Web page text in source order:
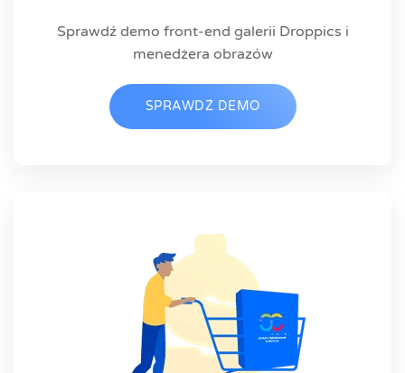
Sprawdź demo front-end galerii Droppics i
menedżera obrazów
SPRAWDŹ DEMO